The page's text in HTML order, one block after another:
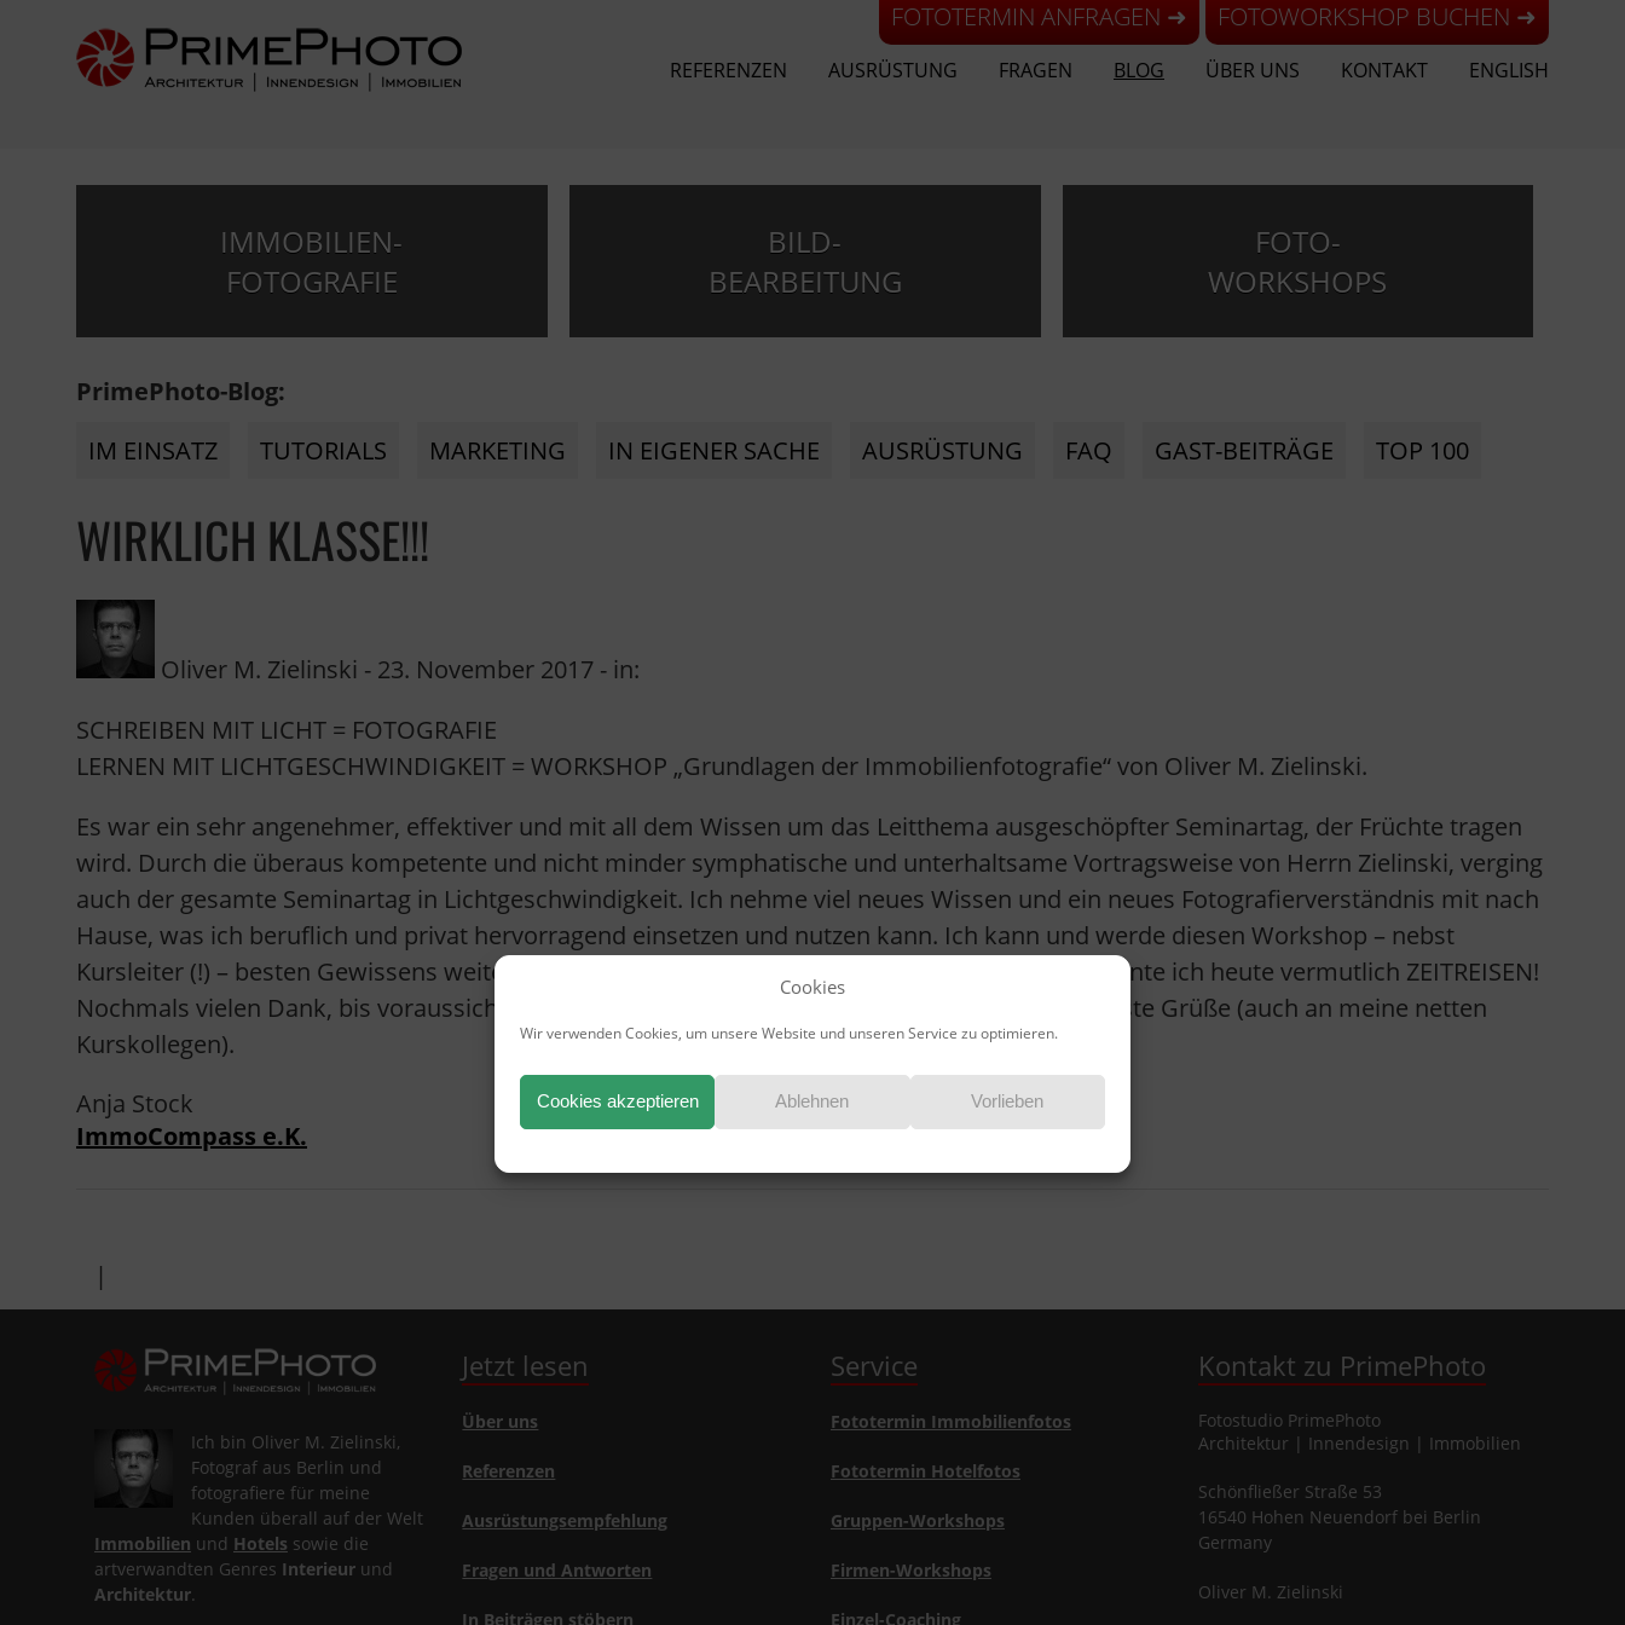
Cookies
Wir verwenden Cookies, um unsere Website und unseren Service zu optimieren.
Cookies akzeptieren Ablehnen Vorlieben
FOTOTERMIN ANFRAGEN ➜ FOTOWORKSHOP BUCHEN ➜
REFERENZEN AUSRÜSTUNG FRAGEN BLOG ÜBER UNS KONTAKT ENGLISH
IMMOBILIEN-
FOTOGRAFIE
BILD-
BEARBEITUNG
FOTO-
WORKSHOPS
PrimePhoto-Blog:
IM EINSATZ
TUTORIALS MARKETING IN EIGENER SACHE AUSRÜSTUNG FAQ GAST-BEITRÄGE TOP 100
WIRKLICH KLASSE!!!
Oliver M. Zielinski - 23. November 2017 - in:
SCHREIBEN MIT LICHT = FOTOGRAFIE
LERNEN MIT LICHTGESCHWINDIGKEIT = WORKSHOP „Grundlagen der Immobilienfotografie“ von Oliver M. Zielinski.
Es war ein sehr angenehmer, effektiver und mit all dem Wissen um das Leitthema ausgeschöpfter Seminartag, der Früchte tragen
wird. Durch die überaus kompetente und nicht minder symphatische und unterhaltsame Vortragsweise von Herrn Zielinski, verging
auch der gesamte Seminartag in Lichtgeschwindigkeit. Ich nehme viel neues Wissen und ein neues Fotografierverständnis mit nach
Hause, was ich beruflich und privat hervorragend einsetzen und nutzen kann. Ich kann und werde diesen Workshop – nebst
Kursleiter (!) – besten Gewissens weiter empfehlen. Hätte ich immer solche Lehrer gehabt, könnte ich heute vermutlich ZEITREISEN!
Nochmals vielen Dank, bis voraussichtlich nächstes Jahr zum Workshop „Bildbearbeitung“. Beste Grüße (auch an meine netten
Kurskollegen).
Anja Stock
ImmoCompass e.K.
|
Ich bin Oliver M. Zielinski,
Fotograf aus Berlin und
fotografiere für meine
Kunden überall auf der Welt
Immobilien und Hotels sowie die
artverwandten Genres Interieurund
Architektur.
Jetzt lesen
Über uns
Referenzen
Ausrüstungsempfehlung
Fragen und Antworten
In Beiträgen stöbern
Service
Fototermin Immobilienfotos
Fototermin Hotelfotos
Gruppen-Workshops
Firmen-Workshops
Einzel-Coaching
Kontakt zu PrimePhoto
Fotostudio PrimePhoto
Architektur | Innendesign | Immobilien
Schönfließer Straße 53
16540 Hohen Neuendorf bei Berlin
Germany
Oliver M. Zielinski